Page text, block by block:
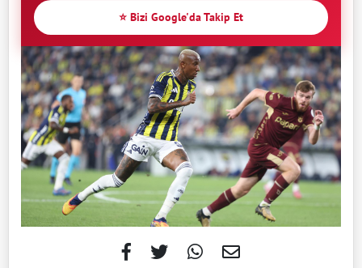
⭐ Bizi Google'da Takip Et